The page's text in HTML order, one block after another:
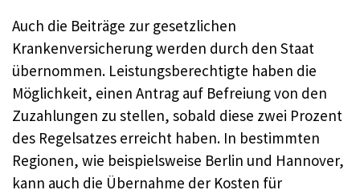
Auch die Beiträge zur gesetzlichen
Krankenversicherung werden durch den Staat
übernommen. Leistungsberechtigte haben die
Möglichkeit, einen Antrag auf Befreiung von den
Zuzahlungen zu stellen, sobald diese zwei Prozent
des Regelsatzes erreicht haben. In bestimmten
Regionen, wie beispielsweise Berlin und Hannover,
kann auch die Übernahme der Kosten für